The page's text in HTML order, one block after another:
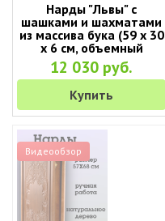
Нарды "Львы" с
шашками и шахматами
из массива бука (59 x 30
x 6 см, объемный
рисунок)
12 030 руб.
Купить
Видеообзор